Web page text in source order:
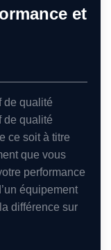
et
de qualité
de qualité
ce soit à titre
que vous
performance
équipement
différence sur